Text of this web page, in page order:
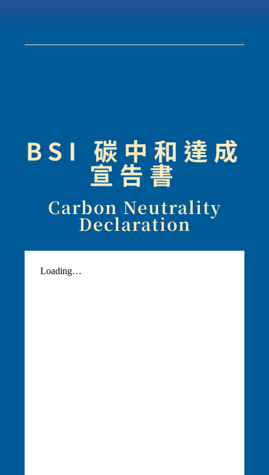
BSI 碳中和達成
宣告書
Carbon Neutrality
Declaration